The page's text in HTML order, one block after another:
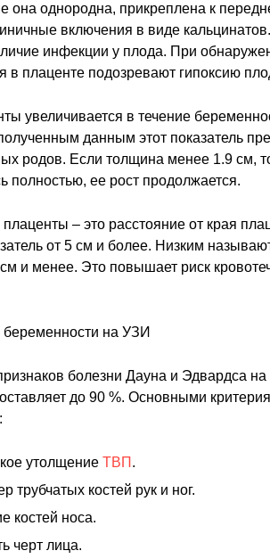
она однородна, прикреплена к
включения в виде
инфекции у плода. При
в плаценте подозревают гипоксию
увеличивается в течение
данным этот показатель
родов. Если толщина менее 1.9 см,
полностью, ее рост продолжается.
– это расстояние от края
от 5 см и более. Низким
см и менее. Это повышает риск
болезни Дауна и Эдвардса на
до 90 %. Основными
утолщение ТВП .
трубчатых костей рук и ног.
костей носа.
черт лица.